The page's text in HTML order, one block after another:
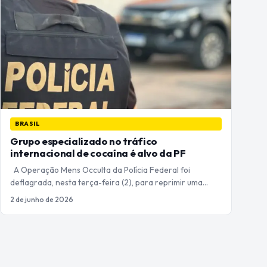
BRASIL
Grupo especializado no tráfico
internacional de cocaína é alvo da PF
A Operação Mens Occulta da Polícia Federal foi
deflagrada, nesta terça-feira (2), para reprimir uma…
2 de junho de 2026